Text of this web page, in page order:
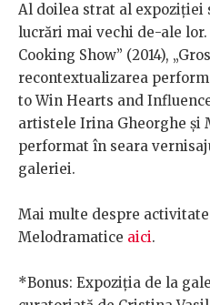
Al doilea strat al expoziției
lucrări mai vechi de-ale lor.
Cooking Show” (2014),
recontextualizarea
to Win Hearts and
artistele Irina Gheorghe și
performat în seara
galeriei.
Mai multe despre
Melodramatice aici.
*Bonus: Expoziția de la